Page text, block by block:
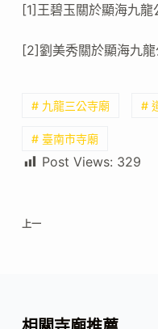
[1]王碧玉關於顯海九龍
[2]劉美秀關於顯海九龍
# 九龍三公寺廟 #
# 臺南市寺廟
Post Views: 329
上一